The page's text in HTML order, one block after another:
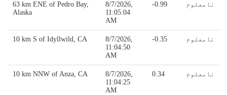
63 km ENE of Pedro Bay,
Alaska
8/7/2026,
11:05:04
AM
-0.99 نامعلوم
10 km S of Idyllwild, CA
8/7/2026,
11:04:50
AM
-0.35 نامعلوم
10 km NNW of Anza, CA
8/7/2026,
11:04:25
AM
0.34 نامعلوم